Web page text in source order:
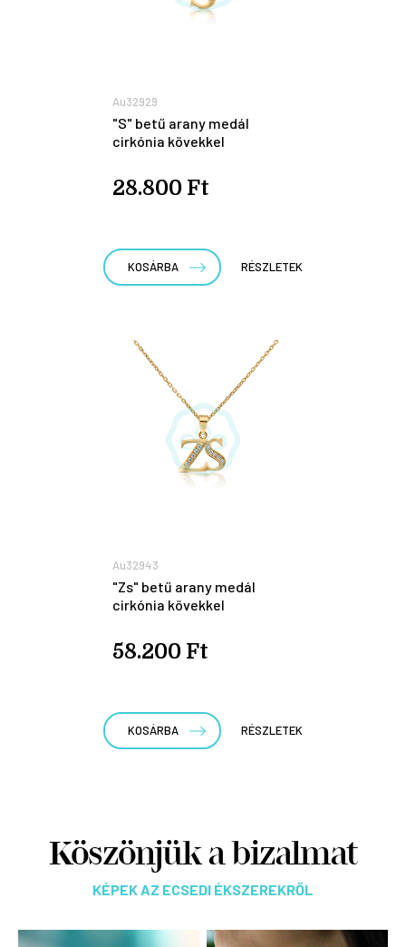
Au32929
"S" betű arany medál
cirkónia kövekkel
28.800 Ft
KOSÁRBA RÉSZLETEK
Au32943
"Zs" betű arany medál
cirkónia kövekkel
58.200 Ft
KOSÁRBA RÉSZLETEK
Köszönjük a bizalmat
KÉPEK AZ ECSEDI ÉKSZEREKRŐL